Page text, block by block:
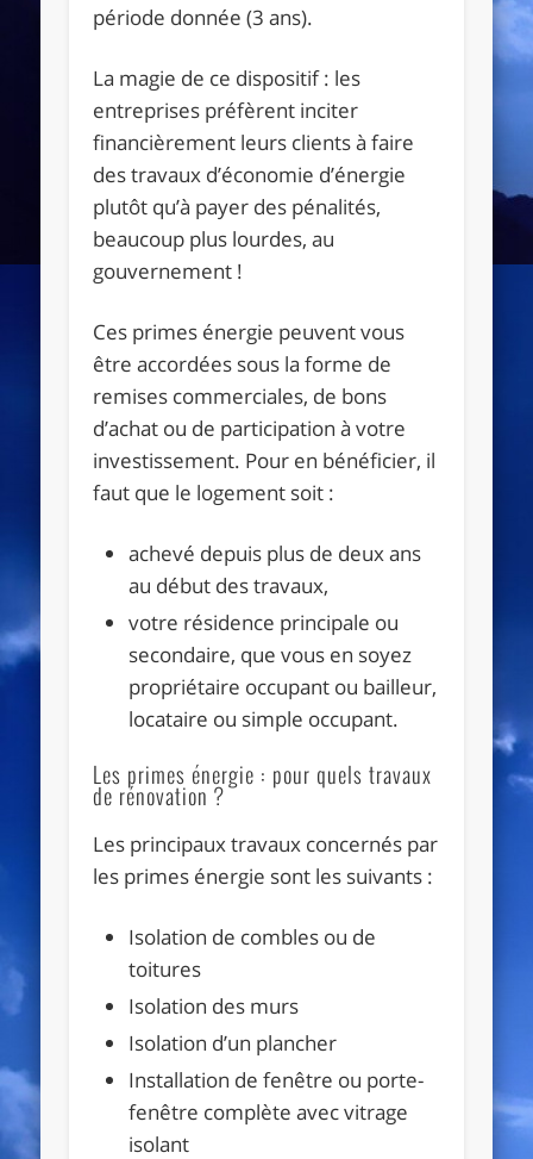
période donnée (3 ans).
La magie de ce dispositif : les
entreprises préfèrent inciter
financièrement leurs clients à faire
des travaux d’économie d’énergie
plutôt qu’à payer des pénalités,
beaucoup plus lourdes, au
gouvernement !
Ces primes énergie peuvent vous
être accordées sous la forme de
remises commerciales, de bons
d’achat ou de participation à votre
investissement. Pour en bénéficier, il
faut que le logement soit :
achevé depuis plus de deux ans
au début des travaux,
votre résidence principale ou
secondaire, que vous en soyez
propriétaire occupant ou bailleur,
locataire ou simple occupant.
Les primes énergie : pour quels travaux
de rénovation ?
Les principaux travaux concernés par
les primes énergie sont les suivants :
Isolation de combles ou de
toitures
Isolation des murs
Isolation d’un plancher
Installation de fenêtre ou porte-
fenêtre complète avec vitrage
isolant